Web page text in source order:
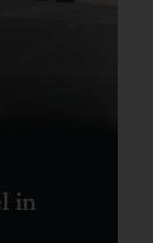
in